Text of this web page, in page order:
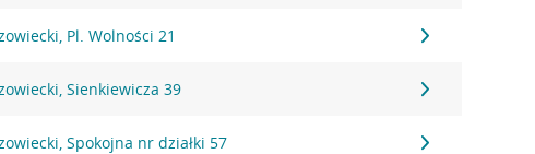
Pl. Wolności 21
Sienkiewicza 39
Spokojna nr działki 57